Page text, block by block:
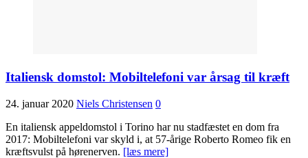
Italiensk domstol: Mobiltelefoni var årsag til kræft
24. januar 2020 Niels Christensen 0
En italiensk appeldomstol i Torino har nu stadfæstet en dom fra
2017: Mobiltelefoni var skyld i, at 57-årige Roberto Romeo fik en
kræftsvulst på hørenerven. [læs mere]